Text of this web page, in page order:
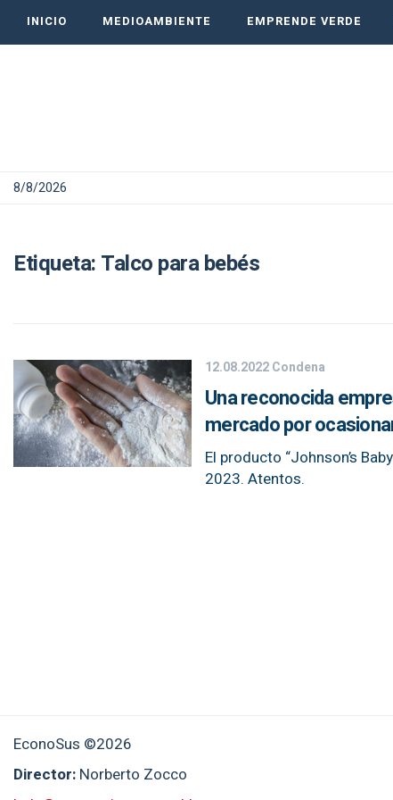
INICIO MEDIOAMBIENTE EMPRENDE VERDE
8/8/2026
Etiqueta: Talco para bebés
12.08.2022Condena
Una reconocida
mercado por
El producto “Johnson’s
2023. Atentos.
EconoSus ©2026
Director: Norberto Zocco